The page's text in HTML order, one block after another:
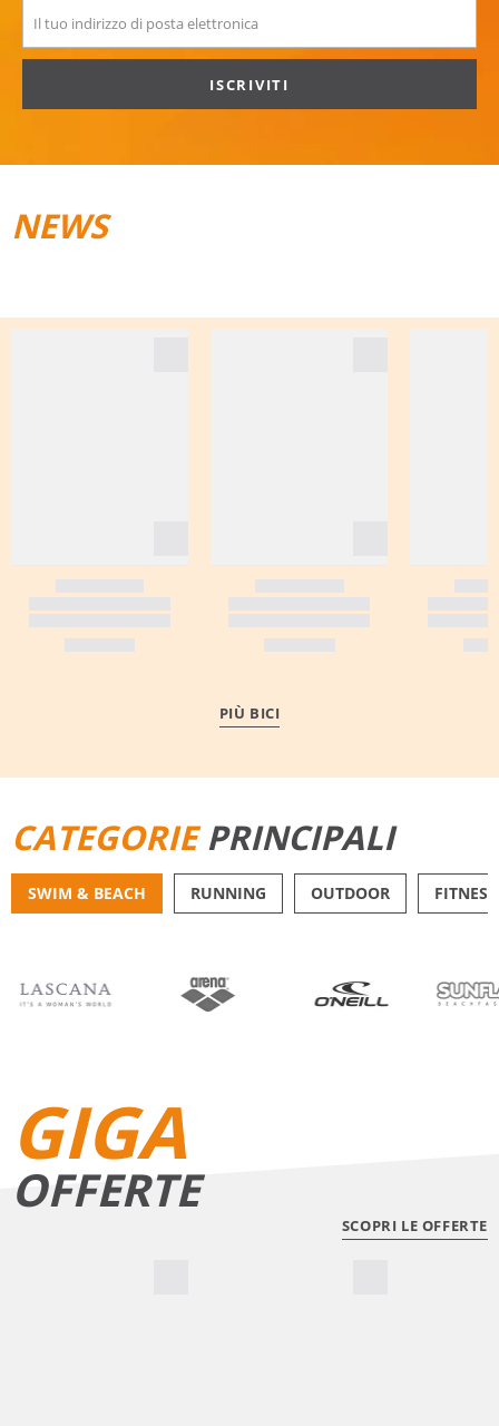
ISCRIVITI
NEWS
PIÙ BICI
CATEGORIEPRINCIPALI
SWIM & BEACH RUNNING OUTDOOR FITNESS
GIGA
OFFERTE
SCOPRI LE OFFERTE